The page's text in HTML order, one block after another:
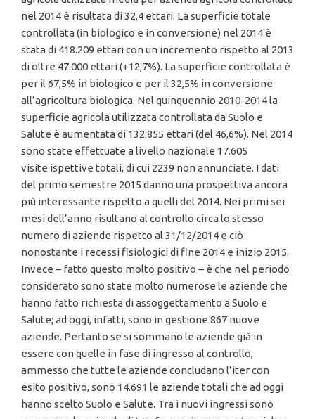
nel 2014 è risultata di 32,4 ettari. La superficie totale
controllata (in biologico e in conversione) nel 2014 è
stata di 418.209 ettari con un incremento rispetto al 2013
di oltre 47.000 ettari (+12,7%). La superficie controllata è
per il 67,5% in biologico e per il 32,5% in conversione
all’agricoltura biologica. Nel quinquennio 2010-2014 la
superficie agricola utilizzata controllata da Suolo e
Salute è aumentata di 132.855 ettari (del 46,6%). Nel 2014
sono state effettuate a livello nazionale 17.605
visite ispettive totali, di cui 2239 non annunciate. I dati
del primo semestre 2015 danno una prospettiva ancora
più interessante rispetto a quelli del 2014. Nei primi sei
mesi dell’anno risultano al controllo circa lo stesso
numero di aziende rispetto al 31/12/2014 e ciò
nonostante i recessi fisiologici di fine 2014 e inizio 2015.
Invece – fatto questo molto positivo – è che nel periodo
considerato sono state molto numerose le aziende che
hanno fatto richiesta di assoggettamento a Suolo e
Salute; ad oggi, infatti, sono in gestione 867 nuove
aziende. Pertanto se si sommano le aziende già in
essere con quelle in fase di ingresso al controllo,
ammesso che tutte le aziende concludano l’iter con
esito positivo, sono 14.691 le aziende totali che ad oggi
hanno scelto Suolo e Salute. Tra i nuovi ingressi sono